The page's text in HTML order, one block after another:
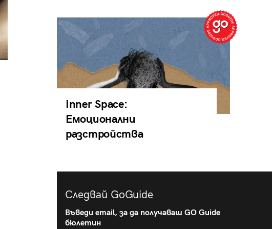
Inner Space:
Емоционални
разстройства
Следвай GoGuide
Въведи email, за да получаваш GO Guide
бюлетин